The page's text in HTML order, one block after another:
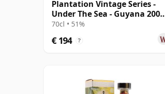
Plantation Vintage Series -
Under The Sea - Guyana 2007
15 jaar oud Rum
70cl • 51%
€ 194 ?